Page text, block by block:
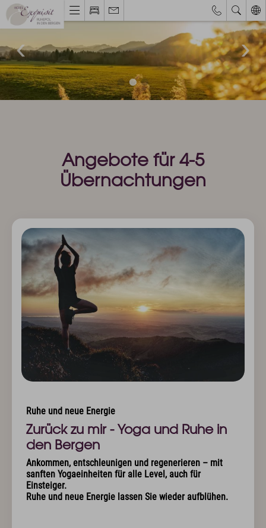
Webcams & Wetterbericht Eventkalender
Hotel & Ruhepol
Einzigartige Lage
Hotelbewertungen
Zimmer & Angebote
Zimmer, Suiten & Preise
Exquisite Angebote
Inklusivleistungen
Allgäu Walser Pass Premium
Exquisit Business - Tagen & Feiern
Kulinarik & Genuss
Frühstück im Hotel
Mittag & mehr
Kulinarischer Abend
Bar & Weinkeller
Events
Philosophie
Übersichtsplan & Öffnungszeiten
Spa Bereich
Spa Anwendungen
Ruheoasen
Exquisit Garten
Angebote für 4-5
Übernachtungen
Ruhe und neue Energie
Zurück zu mir - Yoga und Ruhe in
den Bergen
Ankommen, entschleunigen und regenerieren – mit
sanften Yogaeinheiten für alle Level, auch für
Einsteiger.
Ruhe und neue Energie lassen Sie wieder aufblühen.